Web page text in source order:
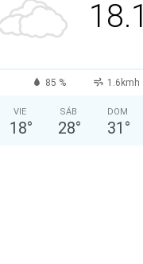
18.1
85 % 1.6kmh
VIE
18°
SÁB
28°
DOM
31 °